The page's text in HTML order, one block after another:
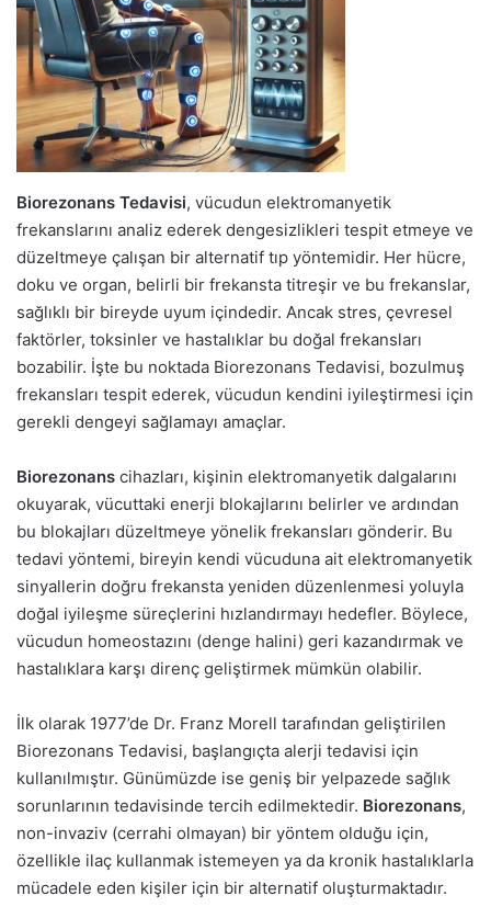
Biorezonans Tedavisi, vücudun elektromanyetik
frekanslarını analiz ederek dengesizlikleri tespit etmeye ve
düzeltmeye çalışan bir alternatif tıp yöntemidir. Her hücre,
doku ve organ, belirli bir frekansta titreşir ve bu frekanslar,
sağlıklı bir bireyde uyum içindedir. Ancak stres, çevresel
faktörler, toksinler ve hastalıklar bu doğal frekansları
bozabilir. İşte bu noktada Biorezonans Tedavisi, bozulmuş
frekansları tespit ederek, vücudun kendini iyileştirmesi için
gerekli dengeyi sağlamayı amaçlar.
Biorezonans cihazları, kişinin elektromanyetik dalgalarını
okuyarak, vücuttaki enerji blokajlarını belirler ve ardından
bu blokajları düzeltmeye yönelik frekansları gönderir. Bu
tedavi yöntemi, bireyin kendi vücuduna ait elektromanyetik
sinyallerin doğru frekansta yeniden düzenlenmesi yoluyla
doğal iyileşme süreçlerini hızlandırmayı hedefler. Böylece,
vücudun homeostazını (denge halini) geri kazandırmak ve
hastalıklara karşı direnç geliştirmek mümkün olabilir.
İlk olarak 1977’de Dr. Franz Morell tarafından geliştirilen
Biorezonans Tedavisi, başlangıçta alerji tedavisi için
kullanılmıştır. Günümüzde ise geniş bir yelpazede sağlık
sorunlarının tedavisinde tercih edilmektedir. Biorezonans,
non-invaziv (cerrahi olmayan) bir yöntem olduğu için,
özellikle ilaç kullanmak istemeyen ya da kronik hastalıklarla
mücadele eden kişiler için bir alternatif oluşturmaktadır.